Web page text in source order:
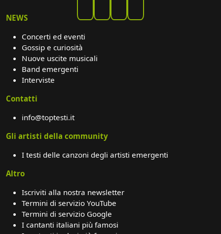
NEWS
Concerti ed eventi
Gossip e curiosità
Nuove uscite musicali
Band emergenti
Interviste
Contatti
info@toptesti.it
Gli artisti della community
I testi delle canzoni degli artisti emergenti
Altro
Iscriviti alla nostra newsletter
Termini di servizio YouTube
Termini di servizio Google
I cantanti italiani più famosi